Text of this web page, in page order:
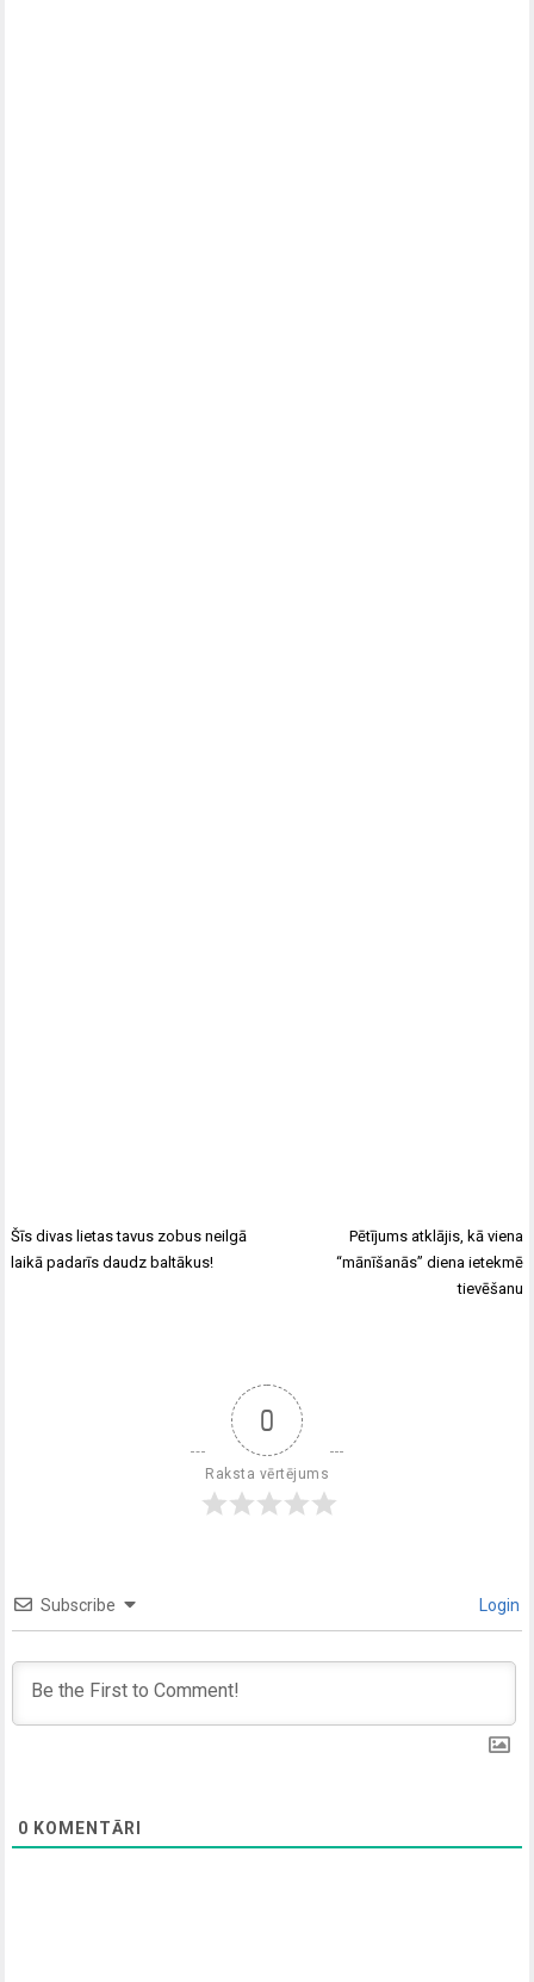
Šīs divas lietas tavus zobus neilgā
laikā padarīs daudz baltākus!
Pētījums atklājis, kā viena
“mānīšanās” diena ietekmē
tievēšanu
0
Raksta vērtējums
Subscribe Login
0 KOMENTĀRI